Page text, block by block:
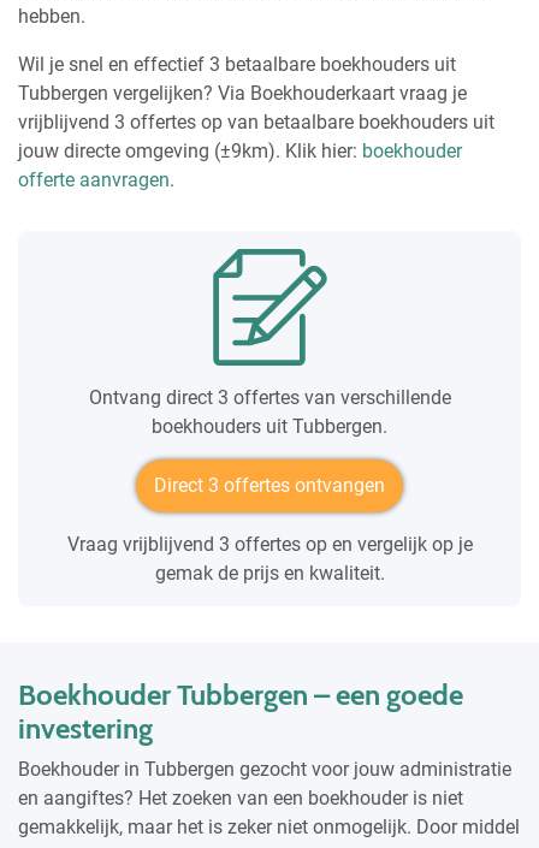
hebben.
Wil je snel en effectief 3 betaalbare boekhouders uit
Tubbergen vergelijken? Via Boekhouderkaart vraag je
vrijblijvend 3 offertes op van betaalbare boekhouders uit
jouw directe omgeving (±9km). Klik hier: boekhouder
offerte aanvragen.
Ontvang direct 3 offertes van verschillende
boekhouders uit Tubbergen.
Direct 3 offertes ontvangen
Vraag vrijblijvend 3 offertes op en vergelijk op je
gemak de prijs en kwaliteit.
Boekhouder Tubbergen – een goede
investering
Boekhouder in Tubbergen gezocht voor jouw administratie
en aangiftes? Het zoeken van een boekhouder is niet
gemakkelijk, maar het is zeker niet onmogelijk. Door middel